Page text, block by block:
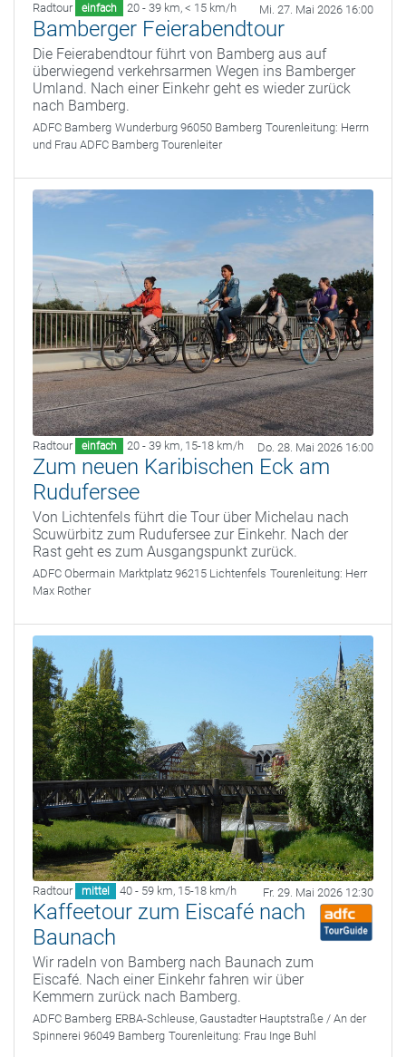
Radtour einfach 20 - 39 km, < 15 km/h Mi. 27. Mai 2026 16:00
Bamberger Feierabendtour
Die Feierabendtour führt von Bamberg aus auf
überwiegend verkehrsarmen Wegen ins Bamberger
Umland. Nach einer Einkehr geht es wieder zurück
nach Bamberg.
ADFC Bamberg Wunderburg 96050 Bamberg Tourenleitung: Herrn
und Frau ADFC Bamberg Tourenleiter
Radtour einfach 20 - 39 km, 15-18 km/h Do. 28. Mai 2026 16:00
Zum neuen Karibischen Eck am
Rudufersee
Von Lichtenfels führt die Tour über Michelau nach
Scuwürbitz zum Rudufersee zur Einkehr. Nach der
Rast geht es zum Ausgangspunkt zurück.
ADFC Obermain Marktplatz 96215 Lichtenfels Tourenleitung: Herr
Max Rother
Radtour mittel 40 - 59 km, 15-18 km/h Fr. 29. Mai 2026 12:30
Kaffeetour zum Eiscafé nach
Baunach
Wir radeln von Bamberg nach Baunach zum
Eiscafé. Nach einer Einkehr fahren wir über
Kemmern zurück nach Bamberg.
ADFC Bamberg ERBA-Schleuse, Gaustadter Hauptstraße / An der
Spinnerei 96049 Bamberg Tourenleitung: Frau Inge Buhl